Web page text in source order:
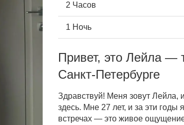
2 Часов
1 Ночь
Привет, это Лейла —
Санкт-Петербурге
Здравствуй! Меня зовут Лейла,
здесь. Мне 27 лет, и за эти
встречах — это живое